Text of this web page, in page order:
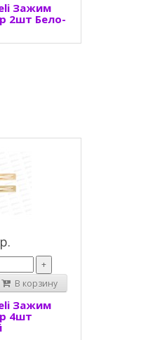
Зажим
2шт Бело-
+
В корзину
Зажим
4шт